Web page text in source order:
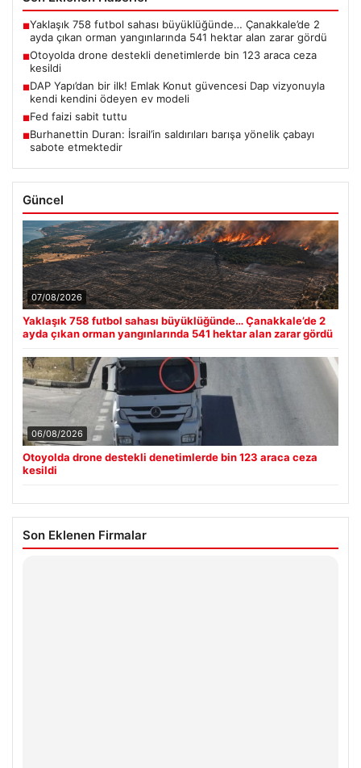
■Yaklaşık 758 futbol sahası büyüklüğünde… Çanakkale’de 2
ayda çıkan orman yangınlarında 541 hektar alan zarar gördü
■Otoyolda drone destekli denetimlerde bin 123 araca ceza
kesildi
■DAP Yapı’dan bir ilk! Emlak Konut güvencesi Dap vizyonuyla
kendi kendini ödeyen ev modeli
■Fed faizi sabit tuttu
■Burhanettin Duran: İsrail’in saldırıları barışa yönelik çabayı
sabote etmektedir
Güncel
07/08/2026
Yaklaşık 758 futbol sahası büyüklüğünde… Çanakkale’de 2
ayda çıkan orman yangınlarında 541 hektar alan zarar gördü
06/08/2026
Otoyolda drone destekli denetimlerde bin 123 araca ceza
kesildi
Son Eklenen Firmalar